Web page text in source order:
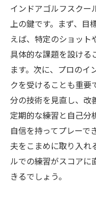
インドアゴルフスクー
上の鍵です。まず、目
えば、特定のショット
具体的な課題を設ける
ます。次に、プロのイ
クを受けることも重要
分の技術を見直し、改
定期的な練習と自己分
自信を持ってプレーで
夫をこまめに取り入れ
ルでの練習がスコアに
きるでしょう。